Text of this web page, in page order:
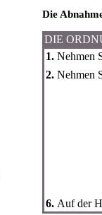
Die
DIE
1. Nehmen
2. Nehmen
6. Auf der